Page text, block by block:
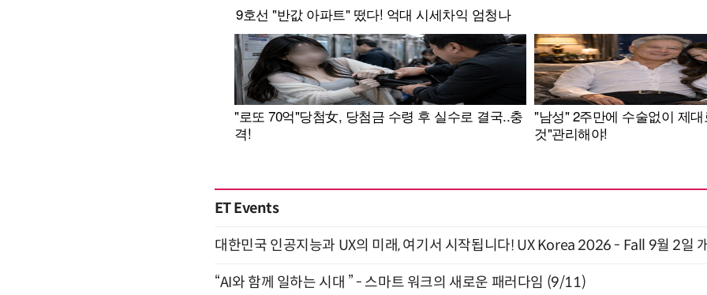
ET Events
대한민국 인공지능과 UX의 미래, 여기서 시작됩니다! UX Korea 2026 - Fall 9월 2일
“AI와 함께 일하는 시대 ” - 스마트 워크의 새로운 패러다임 (9/11)